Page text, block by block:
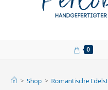
0
> Shop > Romantische